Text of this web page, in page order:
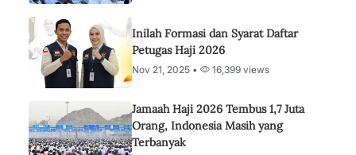
Inilah Formasi dan Syarat Daftar
Petugas Haji 2026
Nov 21, 2025 • 16,399 views
Jamaah Haji 2026 Tembus 1,7 Juta
Orang, Indonesia Masih yang
Terbanyak